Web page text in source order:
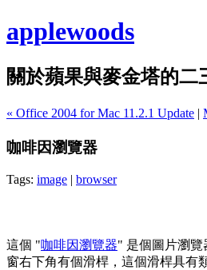
applewoods
關於蘋果與麥金塔的二
« Office 2004 for Mac 11.2.1 Update |
咖啡因瀏覽器
Tags: image | browser
這個 "咖啡因瀏覽器" 是個圖片瀏覽
窗右下角有個滑桿，這個滑桿具有